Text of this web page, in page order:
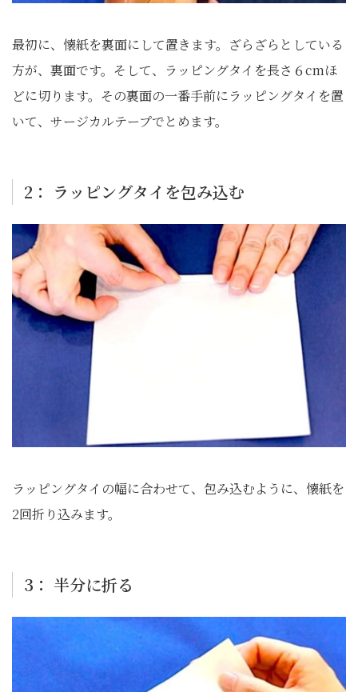
最初に、懐紙を裏面にして置きます。ざらざらとしている
方が、裏面です。そして、ラッピングタイを長さ６cmほ
どに切ります。その裏面の一番手前にラッピングタイを置
いて、サージカルテープでとめます。
2： ラッピングタイを包み込む
ラッピングタイの幅に合わせて、包み込むように、懐紙を
2回折り込みます。
3： 半分に折る